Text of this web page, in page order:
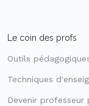
Le coin des profs
Outils
Techniques
Devenir professeur